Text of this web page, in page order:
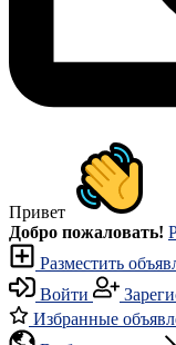
Привет
Добро пожаловать!
Разместить
Войти
Избранные